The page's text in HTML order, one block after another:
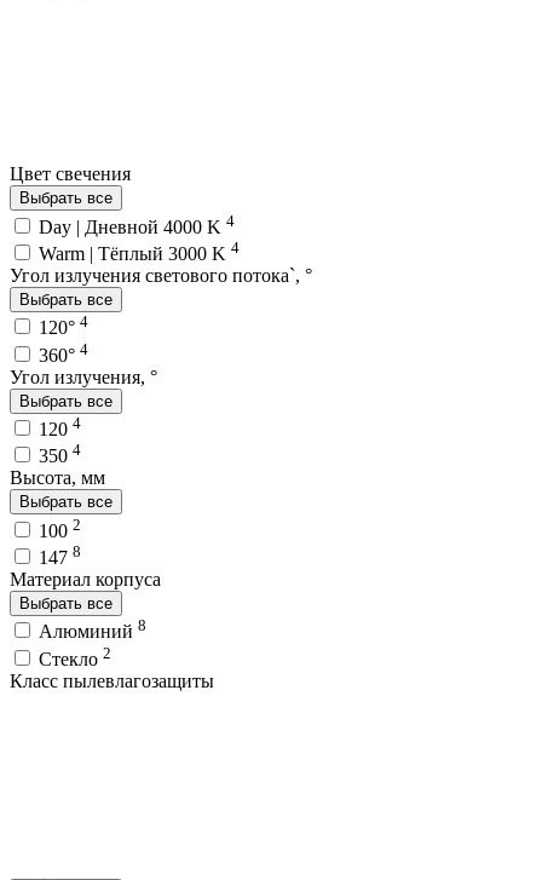
Цвет свечения
Выбрать все
Day | Дневной 4000 K 4
Warm | Тёплый 3000 K 4
Угол излучения светового потока`, °
Выбрать все
120° 4
360° 4
Угол излучения, °
Выбрать все
120 4
350 4
Высота, мм
Выбрать все
100 2
147 8
Материал корпуса
Выбрать все
Алюминий 8
Стекло 2
Класс пылевлагозащиты